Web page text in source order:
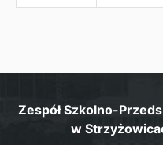
Zespół Szkolno-
w